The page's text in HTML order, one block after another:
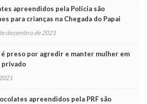
apreendidos pela Polícia são
para crianças na Chegada do Papai
dezembro de 2021
é preso por agredir e manter mulher em
privado
apreendidos pela PRF são